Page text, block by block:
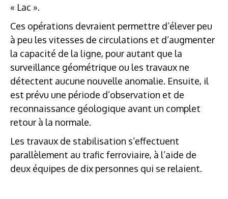
« Lac ».
Ces opérations devraient permettre d’élever peu
à peu les vitesses de circulations et d’augmenter
la capacité de la ligne, pour autant que la
surveillance géométrique ou les travaux ne
détectent aucune nouvelle anomalie. Ensuite, il
est prévu une période d’observation et de
reconnaissance géologique avant un complet
retour à la normale.
Les travaux de stabilisation s’effectuent
parallèlement au trafic ferroviaire, à l’aide de
deux équipes de dix personnes qui se relaient.